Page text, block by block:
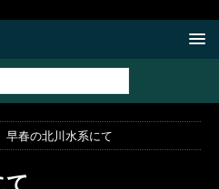
早春の北川水系にて